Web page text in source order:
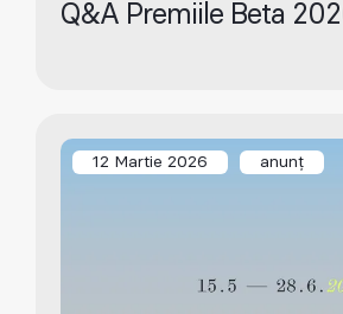
Q&A Premiile Beta
12 Martie 2026 anunț